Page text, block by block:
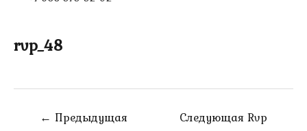
rvp_48
Навигация
← Предыдущая
Следующая Rvp